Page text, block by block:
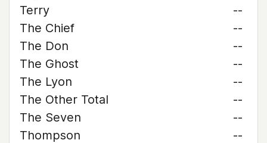
Terry
--
The Chief
--
The Don
--
The Ghost
--
The Lyon
--
The Other Total
--
The Seven
--
Thompson
--